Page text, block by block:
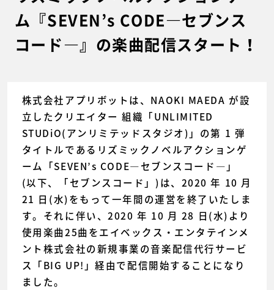
ム『SEVEN’s CODE―セブンス
コード―』の楽曲配信スタート！
株式会社アプリボットは、NAOKI MAEDA が設
立したクリエイター 組織「UNLIMITED
STUDiO(アンリミテッドスタジオ)」の第 1 弾
タイトルであるリズミックノベルアクションゲ
ーム「SEVEN’s CODE―セブンスコード―」
(以下、「セブンスコード」)は、2020 年 10 月
21 日(水)をもって一年間の運営を終了いたしま
す。それに伴い、2020 年 10 月 28 日(水)より
使用楽曲25曲をエイベックス・エンタテインメ
ント株式会社の新規事業の音楽配信代行サービ
ス「BIG UP!」経由で配信開始することになり
ました。